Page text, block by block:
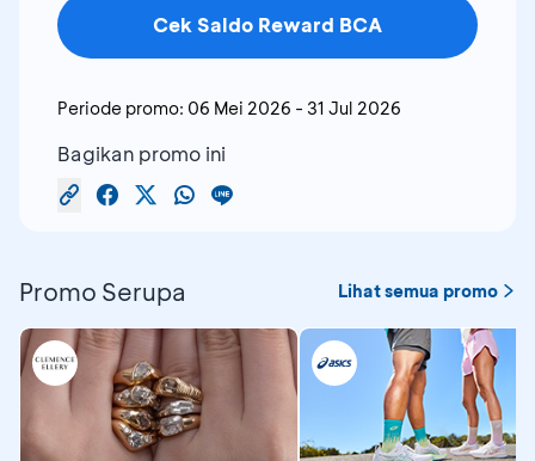
Cek Saldo Reward BCA
Periode promo: 06 Mei 2026 - 31 Jul 2026
Bagikan promo ini
Promo Serupa Lihat semua promo